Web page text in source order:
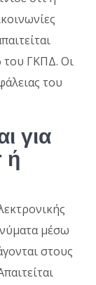
του ΓΚΠΔ. Οι
του
για
ή
μέσω
στους